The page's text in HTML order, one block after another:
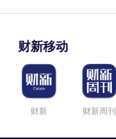
财新移动
财新 财新周刊